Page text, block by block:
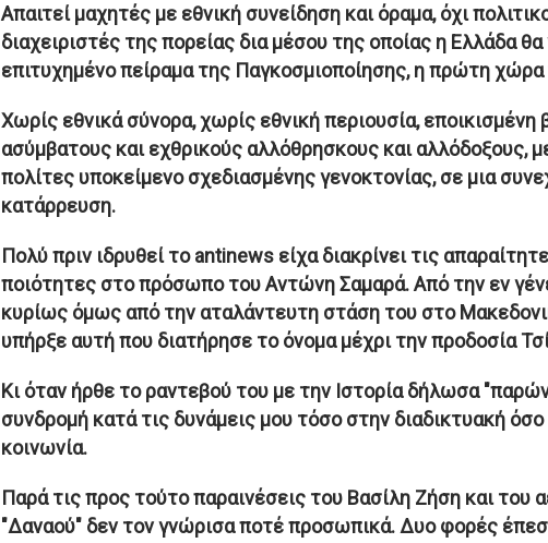
Απαιτεί μαχητές με εθνική συνείδηση και όραμα, όχι
διαχειριστές της πορείας δια μέσου της οποίας η Ελλάδα
επιτυχημένο πείραμα της Παγκοσμιοποίησης, η πρώτη χώρα
Χωρίς εθνικά σύνορα, χωρίς εθνική περιουσία, εποικισμένη
ασύμβατους και εχθρικούς αλλόθρησκους και αλλόδοξους,
πολίτες υποκείμενο σχεδιασμένης γενοκτονίας, σε μια
κατάρρευση.
Πολύ πριν ιδρυθεί το antinews είχα διακρίνει τις
ποιότητες στο πρόσωπο του Αντώνη Σαμαρά. Από την εν
κυρίως όμως από την αταλάντευτη στάση του στο
υπήρξε αυτή που διατήρησε το όνομα μέχρι την προδοσία
Κι όταν ήρθε το ραντεβού του με την Ιστορία δήλωσα
συνδρομή κατά τις δυνάμεις μου τόσο στην διαδικτυακή
κοινωνία.
Παρά τις προς τούτο παραινέσεις του Βασίλη Ζήση και του
"Δαναού" δεν τον γνώρισα ποτέ προσωπικά. Δυο φορές